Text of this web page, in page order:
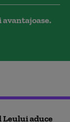
aduce